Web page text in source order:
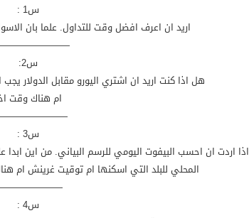
س1 :
اريد ان اعرف افضل وقت للتداول. علما بان
س2:
هل اذا كنت اريد ان اشتري اليورو مقابل الدولار
ام هناك وقت
س3 :
اذا اردت ان احسب البيفوت اليومي للرسم البياني. من اين ابدا
المحلي للبلد التي اسكنها ام توقيت غرينش ام
س4 :